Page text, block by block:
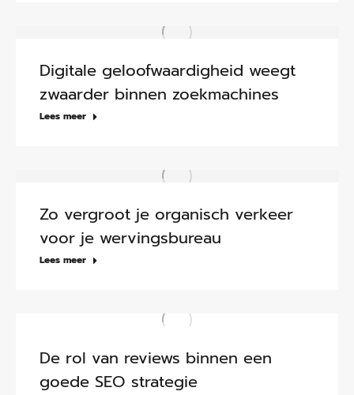
Digitale geloofwaardigheid weegt
zwaarder binnen zoekmachines
Lees meer
Zo vergroot je organisch verkeer
voor je wervingsbureau
Lees meer
De rol van reviews binnen een
goede SEO strategie